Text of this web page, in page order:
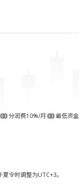
分润费10%/月 最低资金
令时调整为UTC+3。